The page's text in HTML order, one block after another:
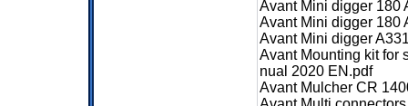
Avant Mini digger 180
Avant Mini digger 180
Avant Mini digger
Avant Mounting kit for
nual 2020 EN.pdf
Avant Mulcher CR